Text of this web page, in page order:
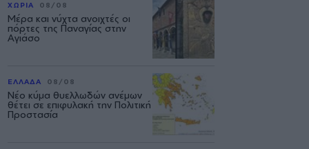
ΧΩΡΙΑ 08/08
Μέρα και νύχτα ανοιχτές οι
πόρτες της Παναγίας στην
Αγιάσο
ΕΛΛΑΔΑ 08/08
Νέο κύμα θυελλωδών ανέμων
θέτει σε επιφυλακή την Πολιτική
Προστασία